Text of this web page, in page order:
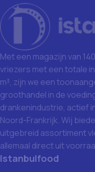
Met een magazijn van
vriezers met een totale
m³, zijn we een
groothandel in de
drankenindustrie, actief
Noord-Frankrijk. Wij
uitgebreid assortiment
allemaal direct uit
Istanbulfood